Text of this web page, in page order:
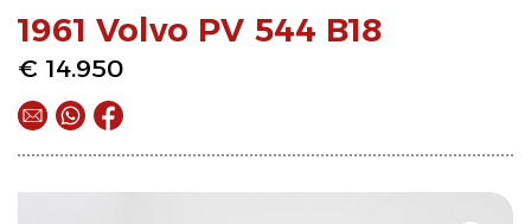
1961 Volvo PV 544 B18
€ 14.950